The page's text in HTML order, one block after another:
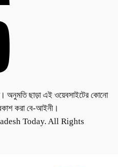
অনুমতি ছাড়া এই ওয়েবসাইটের কোনো
করা বে-আইনী।
Today. All Rights